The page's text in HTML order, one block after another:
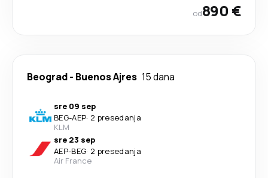
od890 €
Beograd- Buenos Ajres 15 dana
sre 09 sep
BEG-AEP· 2 presedanja
KLM
sre 23 sep
AEP-BEG· 2 presedanja
Air France